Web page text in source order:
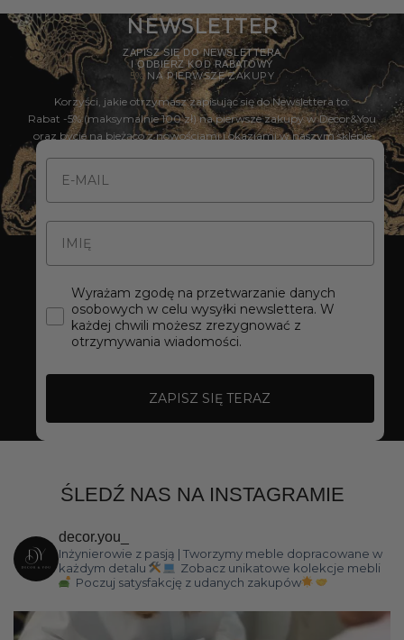
NEWSLETTER
ZAPISZ SIĘ DO NEWSLETTERA
I ODBIERZ KOD RABATOWY
5% NA PIERWSZE ZAKUPY
Korzyści, jakie otrzymasz zapisując się do Newslettera to:
Rabat -5% (maksymalnie 100 zł) na pierwsze zakupy w Decor&You
oraz bycie na bieżąco z nowościami i okazjami w naszym sklepie
Wyrażam zgodę na przetwarzanie danych
osobowych w celu wysyłki newslettera. W
każdej chwili możesz zrezygnować z
otrzymywania wiadomości.
ZAPISZ SIĘ TERAZ
ŚLEDŹ NAS NA INSTAGRAMIE
decor.you_
Inżynierowie z pasją | Tworzymy meble dopracowane w
każdym detalu
Zobacz unikatowe kolekcje mebli
Poczuj satysfakcję z udanych zakupów